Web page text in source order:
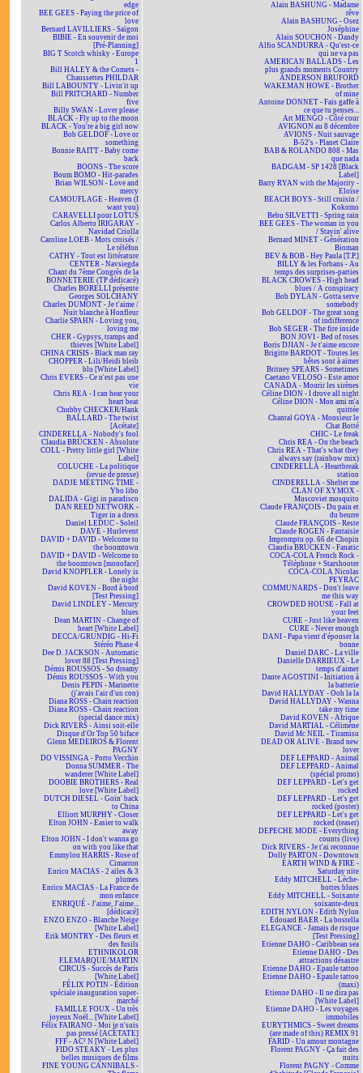
edge
BEE GEES - Paying the price of
love
Bernard LAVILLIERS - Saïgon
BIBIE - En souvenir de moi
[Pré-Planning]
BIG T Scotch whisky - Europe
1
Bill HALEY & the Comets -
Chaussettes PHILDAR
Bill LABOUNTY - Livin'it up
Bill PRITCHARD - Number
five
Billy SWAN - Lover please
BLACK - Fly up to the moon
BLACK - You're a big girl now
Bob GELDOF - Love or
something
Bonnie RAITT - Baby come
back
BOONS - The score
Boum BOMO - Hit-parades
Brian WILSON - Love and
mercy
CAMOUFLAGE - Heaven (I
want you)
CARAVELLI pour LOTUS
Carlos Alberto IRIGARAY -
Navidad Criolla
Caroline LOEB - Mots croisés /
Le téléfon
CATHY - Tout est littérature
CENTER - Navsiegda
Chant du 7ème Congrès de la
BONNETERIE (TP dédicacé)
Charles BORELLI présente
Georges SOLCHANY
Charles DUMONT - Je t'aime /
Nuit blanche à Honfleur
Charlie SPAHN - Loving you,
loving me
CHER - Gypsys, tramps and
thieves [White Label]
CHINA CRISIS - Black man ray
CHOPPER - Lili/Heidi bleib
blu [White Label]
Chris EVERS - Ce n'est pas une
vie
Chris REA - I can hear your
heart beat
Chubby CHECKER/Hank
BALLARD - The twist
[Acétate]
CINDERELLA - Nobody's fool
Claudia BRÜCKEN - Absolute
COLL - Pretty little girl [White
Label]
COLUCHE - La politique
(revue de presse)
DADJE MEETING TIME -
Ybo libo
DALIDA - Gigi in paradisco
DAN REED NETWORK -
Tiger in a dress
Daniel LEDUC - Soleil
DAVE - Hurlevent
DAVID + DAVID - Welcome to
the boomtown
DAVID + DAVID - Welcome to
the boomtown [monoface]
David KNOPFLER - Lonely is
the night
David KOVEN - Bord à bord
[Test Pressing]
David LINDLEY - Mercury
blues
Dean MARTIN - Change of
heart [White Label]
DECCA/GRUNDIG - Hi-Fi
Stéréo Phase 4
Dee D. JACKSON - Automatic
lover 88 [Test Pressing]
Démis ROUSSOS - So dreamy
Démis ROUSSOS - With you
Denis PEPIN - Marinette
(j'avais l'air d'un con)
Diana ROSS - Chain reaction
Diana ROSS - Chain reaction
(special dance mix)
Dick RIVERS - Ainsi soit-elle
Disque d'Or Top 50 biface
Glenn MEDEIROS & Florent
PAGNY
DO VISSINGA - Porto Vecchio
Donna SUMMER - The
wanderer [White Label]
DOOBIE BROTHERS - Real
love [White Label]
DUTCH DIESEL - Goin' back
to China
Elliott MURPHY - Closer
Elton JOHN - Easier to walk
away
Elton JOHN - I don't wanna go
on with you like that
Emmylou HARRIS - Rose of
Cimarron
Enrico MACIAS - 2 ailes & 3
plumes
Enrico MACIAS - La France de
mon enfance
ENRIQUÉ - J'aime, J'aime...
[dédicacé]
ENZO ENZO - Blanche Neige
[White Label]
Erik MONTRY - Des fleurs et
des fusils
ETHNIKOLOR
F.LEMARQUE/MARTIN
CIRCUS - Succès de Paris
[White Label]
FÉLIX POTIN - Édition
spéciale inauguration super-
marché
FAMILLE FOUX - Un très
joyeux Noël... [White Label]
Félix FAIRANO - Moi je n'suis
pas pressé [ACÉTATE]
FFF - AC² N [White Label]
FIDO STEAKY - Les plus
belles musiques de films
FINE YOUNG CANNIBALS -
Alain BASHUNG - Madame
rêve
Alain BASHUNG - Osez
Joséphine
Alain SOUCHON - Dandy
Alfio SCANDURRA - Qu'est-ce
qui ne va pas
AMERICAN BALLADS - Les
plus grands moments Country
ANDERSON BRUFORD
WAKEMAN HOWE - Brother
of mine
Antoine DONNET - Fais gaffe à
ce que tu penses...
Art MENGO - Côté cour
AVIGNON au 8 décembre
AVIONS - Nuit sauvage
B-52's - Planet Claire
BAB & ROLANDO 808 - Mas
que nada
BADGAM - SP 1428 [Black
Label]
Barry RYAN with the Majority -
Eloïse
BEACH BOYS - Still cruisin /
Kokomo
Bebu SILVETTI - Spring rain
BEE GEES - The woman in you
/ Stayin' alive
Bernard MINET - Génération
Bioman
BEV & BOB - Hey Paula [T.P.]
BILLY & les Forbans - Au
temps des surprises-parties
BLACK CROWES - High head
blues / A conspiracy
Bob DYLAN - Gotta serve
somebody
Bob GELDOF - The great song
of indifference
Bob SEGER - The fire inside
BON JOVI - Bed of roses
Boris DJIAN - Je t'aime encore
Brigitte BARDOT - Toutes les
bêtes sont à aimer
Britney SPEARS - Sometimes
Caetano VELOSO - Este amor
CANADA - Mourir les sirènes
Céline DION - I drove all night
Céline DION - Mon ami m'a
quittée
Chantal GOYA - Monsieur le
Chat Botté
CHIC - Le freak
Chris REA - On the beach
Chris REA - That's what they
always say (rainbow mix)
CINDERELLA - Heartbreak
station
CINDERELLA - Shelter me
CLAN OF XYMOX -
Muscoviet mosquito
Claude FRANÇOIS - Du pain et
du beurre
Claude FRANÇOIS - Reste
Claude ROGEN - Fantaisie
Impromptu op. 66 de Chopin
Claudia BRÜCKEN - Fanatic
COCA-COLA French Rock -
Téléphone + Starshooter
COCA-COLA Nicolas
PEYRAC
COMMUNARDS - Don't leave
me this way
CROWDED HOUSE - Fall at
your feet
CURE - Just like heaven
CURE - Never enough
DANI - Papa vient d'épouser la
bonne
Daniel DARC - La ville
Danielle DARRIEUX - Le
temps d'aimer
Dante AGOSTINI - Initiation à
la batterie
David HALLYDAY - Ooh la la
David HALLYDAY - Wanna
take my time
David KOVEN - Afrique
David MARTIAL - Célimène
David Mc NEIL - Tiramisu
DEAD OR ALIVE - Brand new
lover
DEF LEPPARD - Animal
DEF LEPPARD - Animal
(spécial promo)
DEF LEPPARD - Let's get
rocked
DEF LEPPARD - Let's get
rocked (poster)
DEF LEPPARD - Let's get
rocked (teaser)
DEPECHE MODE - Everything
counts (live)
Dick RIVERS - Je t'ai reconnue
Dolly PARTON - Downtown
EARTH WIND & FIRE -
Saturday nite
Eddy MITCHELL - Lèche-
bottes blues
Eddy MITCHELL - Soixante
soixante-deux
EDITH NYLON - Edith Nylon
Edouard BAER - La bostella
ELEGANCE - Jamais de risque
[Test Pressing]
Etienne DAHO - Caribbean sea
Etienne DAHO - Des
attractions désastre
Etienne DAHO - Epaule tattoo
Etienne DAHO - Epaule tattoo
(maxi)
Etienne DAHO - Il ne dira pas
[White Label]
Etienne DAHO - Les voyages
immobiles
EURYTHMICS - Sweet dreams
(are made of this) REMIX 91
FARID - Un amour montagne
Florent PAGNY - Ça fait des
nuits
Florent PAGNY - Comme